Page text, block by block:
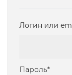
Логин или
Пароль*